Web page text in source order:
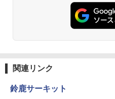
関連リンク
鈴鹿サーキット